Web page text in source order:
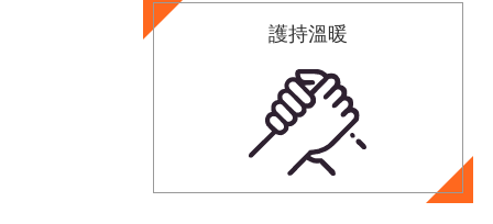
護持溫暖